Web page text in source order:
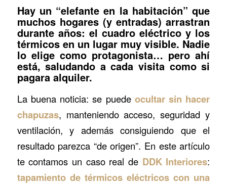
Hay un “elefante en la habitación” que
muchos hogares (y entradas) arrastran
durante años: el cuadro eléctrico y los
térmicos en un lugar muy visible. Nadie
lo elige como protagonista… pero ahí
está, saludando a cada visita como si
pagara alquiler.
La buena noticia: se puede ocultar sin hacer
chapuzas, manteniendo acceso, seguridad y
ventilación, y además consiguiendo que el
resultado parezca “de origen”. En este artículo
te contamos un caso real de DDK Interiores:
tapamiento de térmicos eléctricos con una